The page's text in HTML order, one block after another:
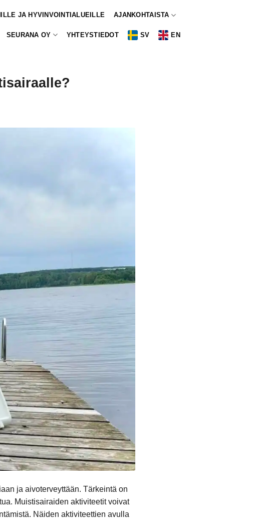
JA HYVINVOINTIALUEILLE AJANKOHTAISTA
SEURANA OY YHTEYSTIEDOT SV EN
ja aivoterveyttään. Tärkeintä on
Muistisairaiden aktiviteetit voivat
Näiden aktiviteettien avulla